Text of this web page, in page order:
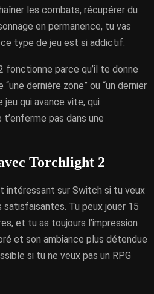
les combats, récupérer du
en permanence, tu vas
type de jeu est si addictif.
fonctionne parce qu’il te donne
dernière zone” ou “un dernier
jeu qui avance vite, qui
pas dans une
Torchlight 2
intéressant sur Switch si tu veux
Tu peux jouer 15
et tu as toujours l’impression
et son ambiance plus détendue
si tu ne veux pas un RPG